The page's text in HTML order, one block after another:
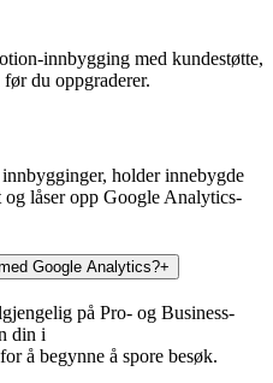
innbygging med kundestøtte,
du oppgraderer.
holder innebygde
låser opp Google Analytics-
Google Analytics?+
på Pro- og Business-
din i
å begynne å spore besøk.